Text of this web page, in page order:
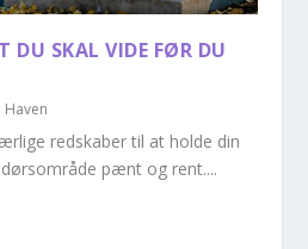
DU SKAL VIDE FØR DU
Haven
redskaber til at holde din
pænt og rent....